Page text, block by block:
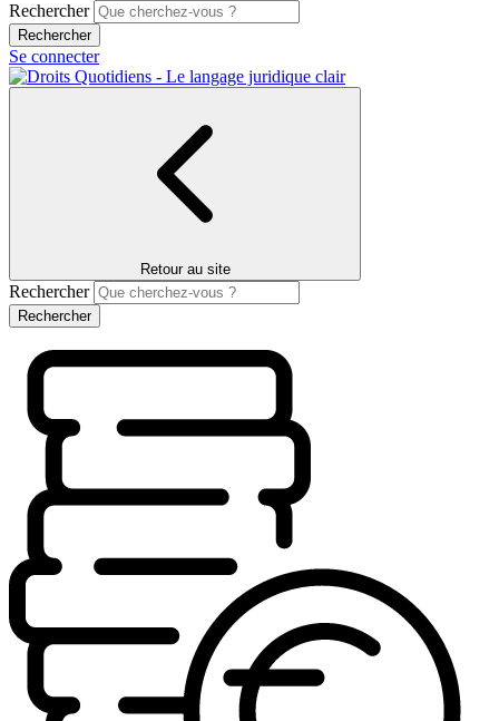
Rechercher
Se connecter
Retour au site
Rechercher